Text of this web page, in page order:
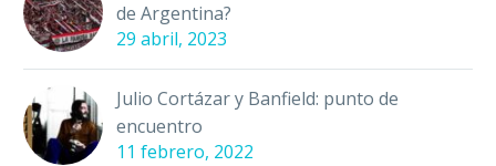
de Argentina?
29 abril, 2023
Julio Cortázar y Banfield: punto de
encuentro
11 febrero, 2022